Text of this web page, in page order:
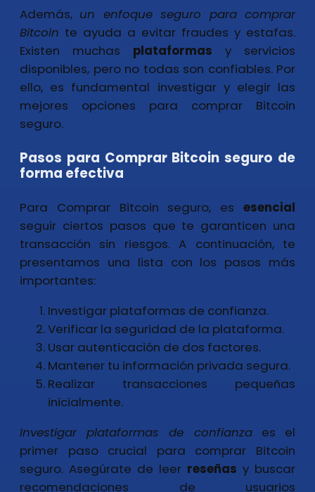
Además, un enfoque seguro para comprar
Bitcoin te ayuda a evitar fraudes y estafas.
Existen muchas plataformas y servicios
disponibles, pero no todas son confiables. Por
ello, es fundamental investigar y elegir las
mejores opciones para comprar Bitcoin
seguro.
Pasos para Comprar Bitcoin seguro de
forma efectiva
Para Comprar Bitcoin seguro, es esencial
seguir ciertos pasos que te garanticen una
transacción sin riesgos. A continuación, te
presentamos una lista con los pasos más
importantes:
Investigar plataformas de confianza.
Verificar la seguridad de la plataforma.
Usar autenticación de dos factores.
Mantener tu información privada segura.
Realizar transacciones pequeñas
inicialmente.
Investigar plataformas de confianzaes el
primer paso crucial para comprar Bitcoin
seguro. Asegúrate de leer reseñas y buscar
recomendaciones de usuarios